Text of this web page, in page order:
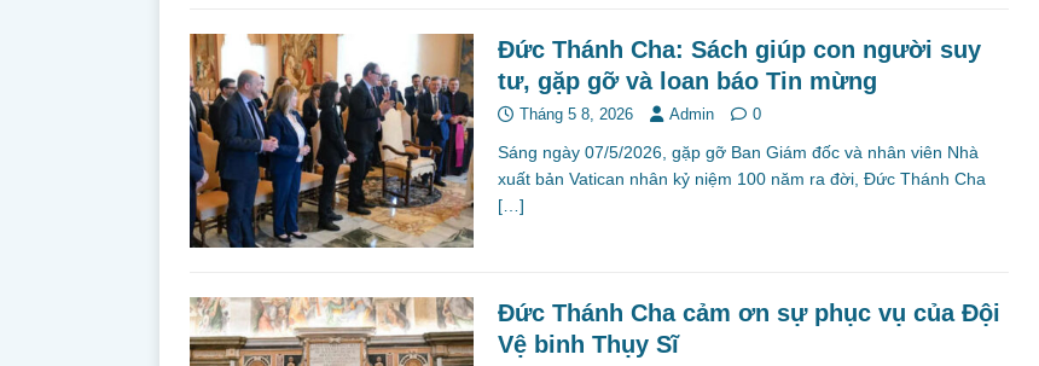
Đức Thánh Cha: Sách giúp con người suy
tư, gặp gỡ và loan báo Tin mừng
Tháng 5 8, 2026 Admin 0
Sáng ngày 07/5/2026, gặp gỡ Ban Giám đốc và nhân viên Nhà
xuất bản Vatican nhân kỷ niệm 100 năm ra đời, Đức Thánh Cha
[…]
Đức Thánh Cha cảm ơn sự phục vụ của Đội
Vệ binh Thụy Sĩ